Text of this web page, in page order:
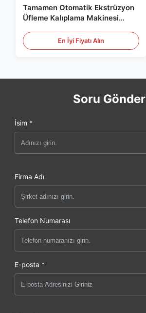
Tamamen Otomatik Ekstrüzyon
Üfleme Kalıplama Makinesi
Makinesi
En İyi Fiyatı Alın
Soru Gönder
İsim *
Firma Adı
Telefon Numarası
E-posta *